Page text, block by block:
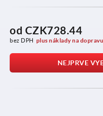
od CZK728.44
bez DPH plus náklady na dopravu
NEJPRVE